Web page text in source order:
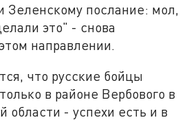
Зеленскому послание: мол,
это" - снова
направлении.
что русские бойцы
в районе Вербового в
области - успехи есть и в